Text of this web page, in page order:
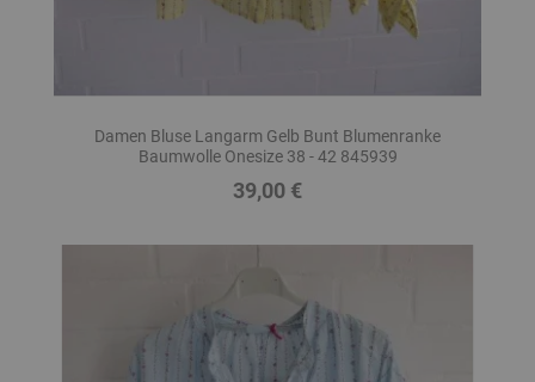
Damen Bluse Langarm Gelb Bunt Blumenranke
Baumwolle Onesize 38 - 42 845939
Preis
39,00 €